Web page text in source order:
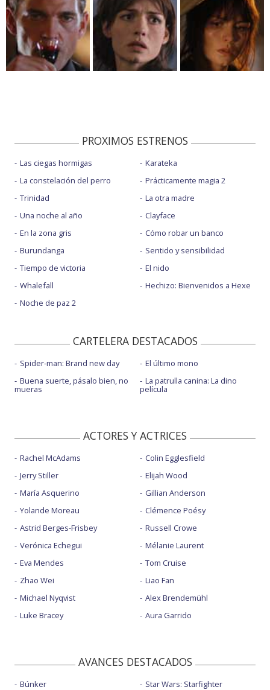
PROXIMOS ESTRENOS
Las ciegas hormigas
La constelación del perro
Trinidad
Una noche al año
En la zona gris
Burundanga
Tiempo de victoria
Whalefall
Noche de paz 2
Karateka
Prácticamente magia 2
La otra madre
Clayface
Cómo robar un banco
Sentido y sensibilidad
El nido
Hechizo: Bienvenidos a Hexe
CARTELERA DESTACADOS
Spider-man: Brand new day
Buena suerte, pásalo bien, no
mueras
El último mono
La patrulla canina: La dino
película
ACTORES Y ACTRICES
Rachel McAdams
Jerry Stiller
María Asquerino
Yolande Moreau
Astrid Berges-Frisbey
Verónica Echegui
Eva Mendes
Zhao Wei
Michael Nyqvist
Luke Bracey
Colin Egglesfield
Elijah Wood
Gillian Anderson
Clémence Poésy
Russell Crowe
Mélanie Laurent
Tom Cruise
Liao Fan
Alex Brendemühl
Aura Garrido
AVANCES DESTACADOS
Búnker
Star Wars: Starfighter